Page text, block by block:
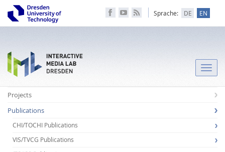
Sprache: DE EN
Toggle
Projects
Publications
CHI/TOCHI Publications
VIS/TVCG Publications